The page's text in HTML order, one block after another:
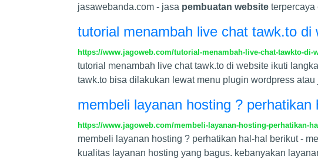
jasawebanda.com - jasa pembuatan website terpercaya
tutorial menambah live chat tawk.to di
https://www.jagoweb.com/tutorial-menambah-live-chat-tawkto-di-
tutorial menambah live chat tawk.to di website ikuti
tawk.to bisa dilakukan lewat menu plugin wordpress
membeli layanan hosting ? perhatikan
https://www.jagoweb.com/membeli-layanan-hosting-perhatikan-
membeli layanan hosting ? perhatikan hal-hal berikut -
kualitas layanan hosting yang bagus. kebanyakan